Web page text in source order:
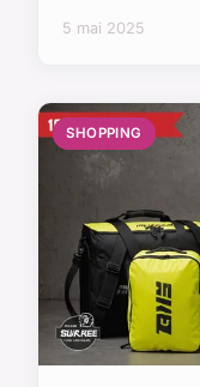
5 mai 2025
SHOPPING